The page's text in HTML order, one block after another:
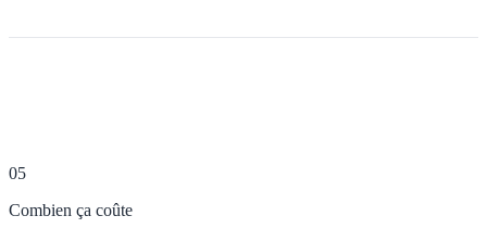
05
Combien ça coûte